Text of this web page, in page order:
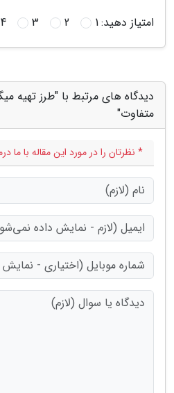
امتیاز دهید:1
2
3
4
متفاوت"
* نظرتان را در مورد این مقاله با ما